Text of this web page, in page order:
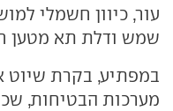
עור, כיוון חשמלי
שמש ודלת תא מטען
במפתיע, בקרת שיוט
מערכות הבטיחות,